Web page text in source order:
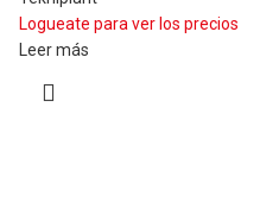
Logueate para ver los precios
Leer más